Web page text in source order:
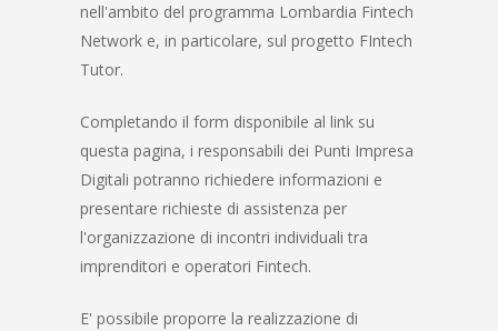
nell'ambito del programma Lombardia Fintech
Network e, in particolare, sul progetto FIntech
Tutor.
Completando il form disponibile al link su
questa pagina, i responsabili dei Punti Impresa
Digitali potranno richiedere informazioni e
presentare richieste di assistenza per
l'organizzazione di incontri individuali tra
imprenditori e operatori Fintech.
E' possibile proporre la realizzazione di